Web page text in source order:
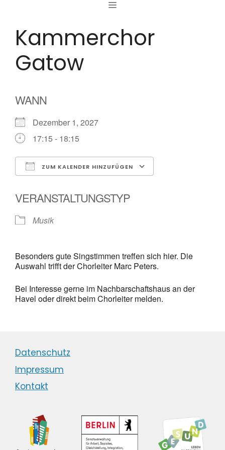
springen
MENÜ
Kammerchor
Gatow
WANN
Dezember 1, 2027
17:15 - 18:15
ZUM KALENDER HINZUFÜGEN
VERANSTALTUNGSTYP
Musik
Besonders gute Singstimmen treffen sich hier. Die
Auswahl trifft der Chorleiter Marc Peters.
Bei Interesse gerne im Nachbarschaftshaus an der
Havel oder direkt beim Chorleiter melden.
Datenschutz
Impressum
Kontakt